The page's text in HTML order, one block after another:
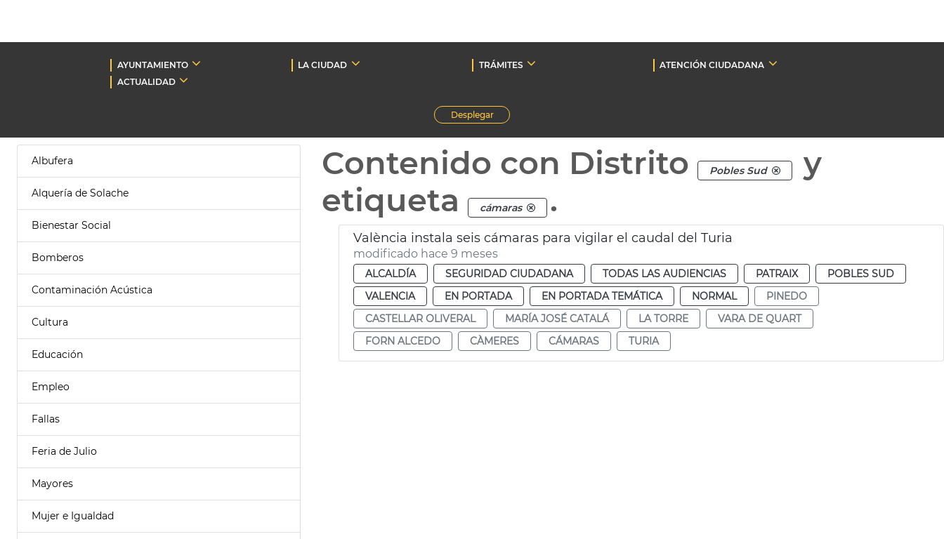
AYUNTAMIENTO LA CIUDAD TRÁMITES
ATENCIÓN CIUDADANA
ACTUALIDAD
Desplegar
Albufera
Alquería de Solache
Bienestar Social
Bomberos
Contaminación Acústica
Cultura
Educación
Empleo
Fallas
Feria de Julio
Mayores
Mujer e Igualdad
Contenido con Distrito Pobles Sud
y
etiqueta
cámaras .
València instala seis cámaras para vigilar el caudal del Turia
modificado hace 9 meses
ALCALDÍA SEGURIDAD CIUDADANA TODAS LAS AUDIENCIAS PATRAIX
POBLES SUD
VALENCIA
EN PORTADA EN PORTADA TEMÁTICA NORMAL
PINEDO
CASTELLAR OLIVERAL
MARÍA JOSÉ CATALÁ LA TORRE
VARA DE QUART
FORN ALCEDO
CÀMERES CÁMARAS TURIA